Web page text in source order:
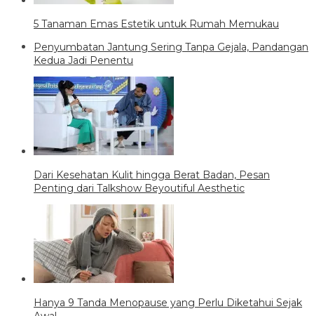
5 Tanaman Emas Estetik untuk Rumah Memukau
Penyumbatan Jantung Sering Tanpa Gejala, Pandangan
Kedua Jadi Penentu
Dari Kesehatan Kulit hingga Berat Badan, Pesan
Penting dari Talkshow Beyoutiful Aesthetic
Hanya 9 Tanda Menopause yang Perlu Diketahui Sejak